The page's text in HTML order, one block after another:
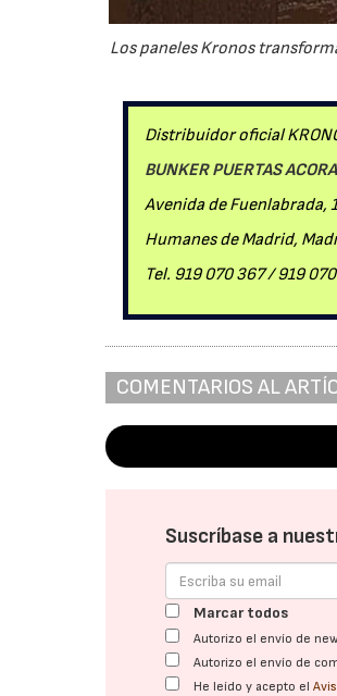
Los paneles Kronos
Distribuidor oficial
BUNKER PUERTAS
Avenida de Fuenlabrada,
Humanes de Madrid,
Tel. 919 070 367 / 919
COMENTARIOS AL
Suscríbase a
Marcar todos
Autorizo el envío de
Autorizo el envío de
He leído y acepto el